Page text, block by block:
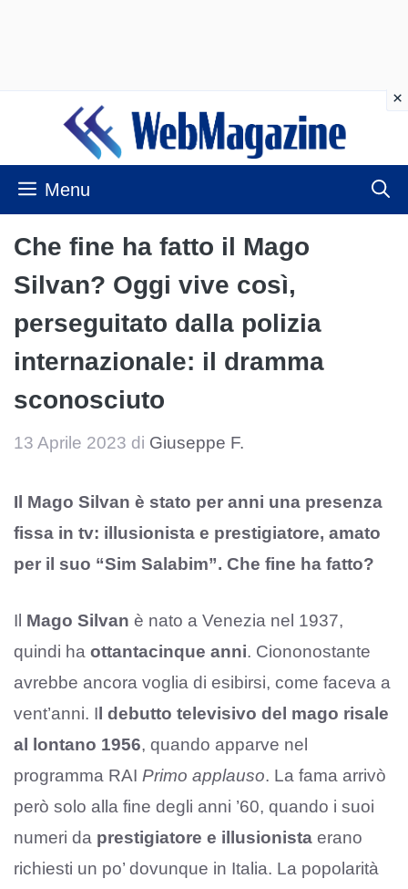
contenuto
Menu
Che fine ha fatto il Mago
Silvan? Oggi vive così,
perseguitato dalla polizia
internazionale: il dramma
sconosciuto
13 Aprile 2023 di Giuseppe F.
Il Mago Silvan è stato per anni una presenza
fissa in tv: illusionista e prestigiatore, amato
per il suo “Sim Salabim”. Che fine ha fatto?
Il Mago Silvan è nato a Venezia nel 1937,
quindi ha ottantacinque anni. Ciononostante
avrebbe ancora voglia di esibirsi, come faceva a
vent’anni. I l debutto televisivo del mago risale
al lontano 1956, quando apparve nel
programma RAI Primo applauso. La fama arrivò
però solo alla fine degli anni ’60, quando i suoi
numeri da prestigiatore e illusionista erano
richiesti un po’ dovunque in Italia. La popolarità